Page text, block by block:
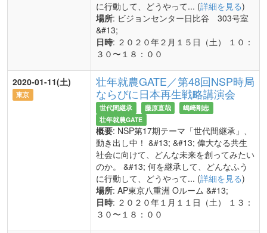
に行動して、どうやって... (詳細を見る)
場所: ビジョンセンター日比谷 303号室
&#13;
日時: ２０２０年２月１５日（土） １０：
３０〜１８：００
2020-01-11(土)
東京
壮年就農GATE／第48回NSP時局
ならびに日本再生戦略講演会
世代間継承 藤原直哉
嶋﨑剛志
壮年就農GATE
概要: NSP第17期テーマ「世代間継承」、
動き出し中！ &#13; &#13; 偉大なる共生
社会に向けて、どんな未来を創ってみたい
のか。 &#13; 何を継承して、どんなふう
に行動して、どうやって... (詳細を見る)
場所: AP東京八重洲 Oルーム &#13;
日時: ２０２０年１月１１日（土） １３：
３０〜１８：００